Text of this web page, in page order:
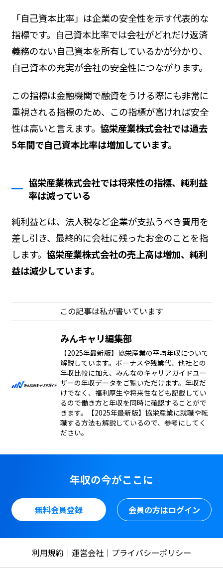
「自己資本比率」は企業の安全性を示す代表的な
指標です。自己資本比率では会社がどれだけ返済
義務のない自己資本を所有しているかが分かり、
自己資本の充実が会社の安全性につながります。
この指標は金融機関で融資をうける際にも非常に
重視される指標のため、この指標が高ければ安全
性は高いと言えます。 協栄産業株式会社では過去
5年間で自己資本比率は増加しています。
協栄産業株式会社では将来性の指標、純利益
率は減っている
純利益とは、法人税など企業が支払うべき費用を
差し引き、最終的に会社に残ったお金のことを指
します。 協栄産業株式会社の売上高は増加、純利
益は減少しています。
この記事は私が書いています
みんキャリ編集部
【2025年最新版】協栄産業の平均年収について
解説しています。ボーナスや残業代、他社との
年収比較に加え、みんなのキャリアガイドユー
ザーの年収データをご覧いただけます。年収だ
けでなく、福利厚生や将来性なども記載してい
るので働き方と年収を同時に確認することがで
きます。【2025年最新版】協栄産業に就職や転
職する方法も解説しているので、参考にしてく
ださい。
年収の今がここに
無料会員登録 会員の方はログイン
利用規約 運営会社 プライバシーポリシー